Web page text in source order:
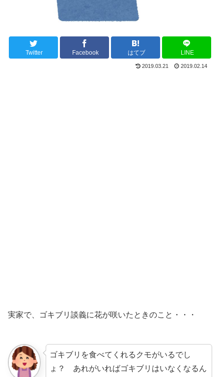
Twitter Facebook はてブ LINE
2019.03.21 2019.02.14
実家で、ゴキブリ談義に花が咲いたときのこと・・・
ゴキブリを食べてくれるクモがいるでし
ょ？ あれがいればゴキブリはいなくなるん